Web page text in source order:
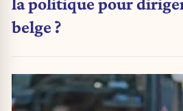
belge ?